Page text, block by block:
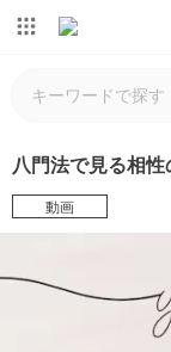
八門法で見る相性
動画